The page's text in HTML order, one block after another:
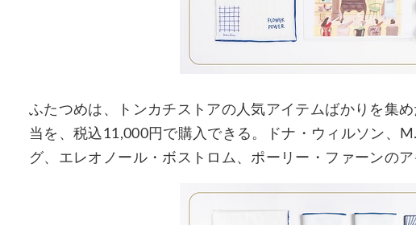
ふたつめは、トンカチストアの人気アイテムばかりを集
当を、税込11,000円で購入できる。ドナ・ウィルソン、
グ、エレオノール・ボストロム、ポーリー・ファーンのア